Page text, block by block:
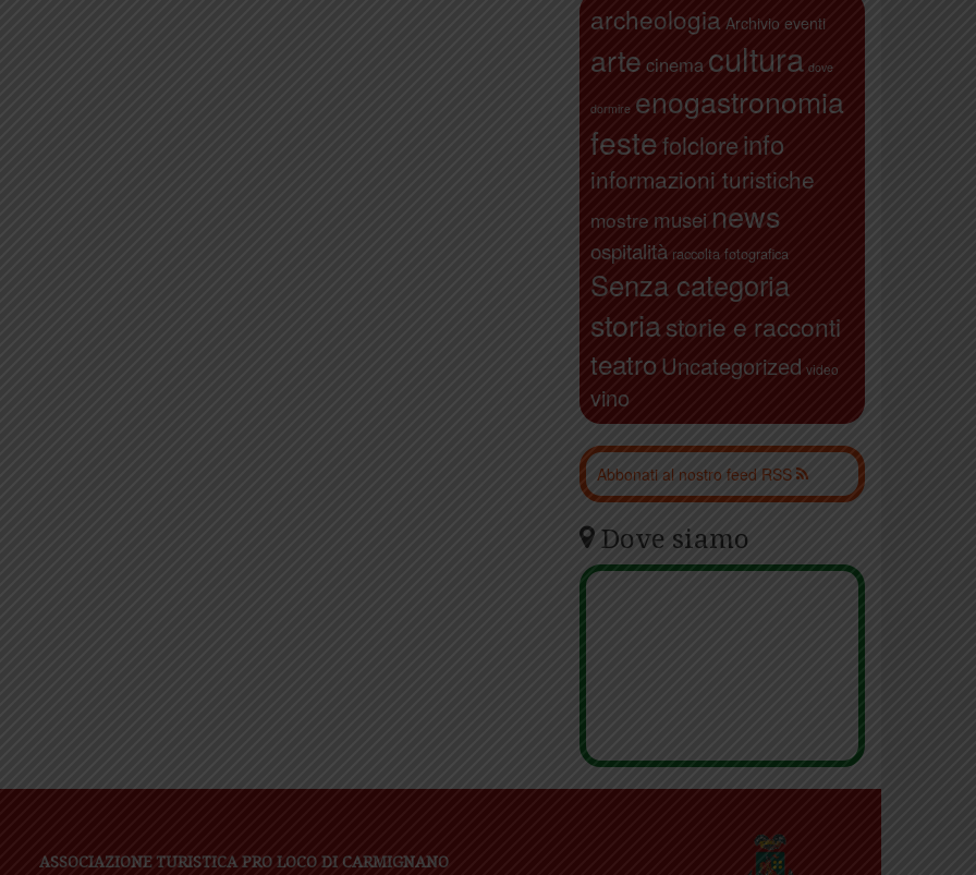
archeologia Archivio eventi
arte cinema cultura dove
dormire enogastronomia
festefolcloreinfo
informazioni turistiche
mostre musei news
ospitalità raccolta fotografica
Senza categoria
storiastorie e racconti
teatro Uncategorized video
vino
Abbonati al nostro feed RSS
Dove siamo
ASSOCIAZIONE TURISTICA PRO LOCO DI CARMIGNANO